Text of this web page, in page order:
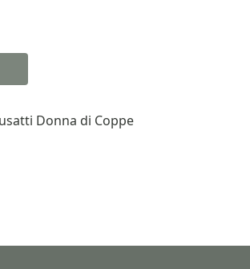
Donna di Coppe